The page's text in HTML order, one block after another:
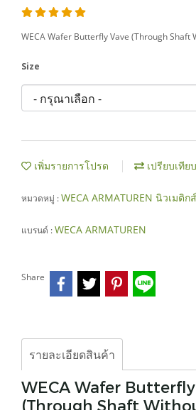
WECA Wafer Butterfly Vave (Through Shaft
Size
เพิ่มรายการโปรด เปรียบเทียบ
หมวดหมู่ :WECA ARMATUREN นิวเมติ
แบรนด์ :WECA ARMATUREN
Share
รายละเอียดสินค้า
WECA Wafer
(Through Shaft